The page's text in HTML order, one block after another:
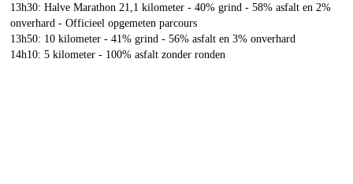
13h30: Halve Marathon 21,1 kilometer - 40% grind - 58% asfalt en 2%
onverhard - Officieel opgemeten parcours
13h50: 10 kilometer - 41% grind - 56% asfalt en 3% onverhard
14h10: 5 kilometer - 100% asfalt zonder ronden